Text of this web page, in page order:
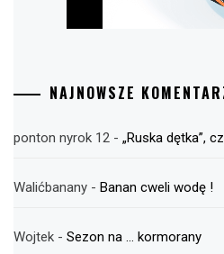
NAJNOWSZE
ponton nyrok 12 - „Ruska dętka”,
Walićbanany - Banan cweli wodę !
Wojtek - Sezon na … kormorany